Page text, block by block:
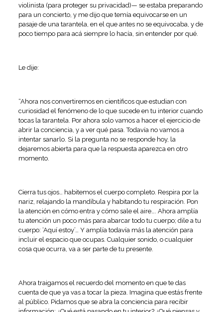
violinista (para proteger su privacidad)— se estaba preparando
para un concierto, y me dijo que temía equivocarse en un
pasaje de una tarantela, en el que antes no se equivocaba, y de
poco tiempo para acá siempre lo hacía, sin entender por qué.
Le dije:
“Ahora nos convertiremos en científicos que estudian con
curiosidad el fenómeno de lo que sucede en tu interior cuando
tocas la tarantela. Por ahora solo vamos a hacer el ejercicio de
abrir la conciencia, y a ver qué pasa. Todavía no vamos a
intentar sanarlo. Si la pregunta no se responde hoy, la
dejaremos abierta para que la respuesta aparezca en otro
momento.
Cierra tus ojos… habitemos el cuerpo completo. Respira por la
nariz, relajando la mandíbula y habitando tu respiración. Pon
la atención en cómo entra y cómo sale el aire…. Ahora amplía
tu atención un poco más para abarcar todo tu cuerpo; dile a tu
cuerpo: ‘Aquí estoy’… Y amplía todavía más la atención para
incluir el espacio que ocupas. Cualquier sonido, o cualquier
cosa que ocurra, va a ser parte de tu presente.
Ahora traigamos el recuerdo del momento en que te das
cuenta de que ya vas a tocar la pieza. Imagina que estás frente
al público. Pidamos que se abra la conciencia para recibir